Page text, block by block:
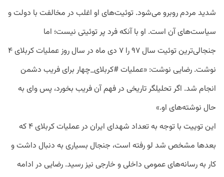
شدید مردمروبرو میشود. توئیتهای او اغلب در مخالفت با دولتو
سیاستهایآن است. او با آنکهفرد پر توئیتی نیست؛ اما
جنجالیترین توئیت سال۹۷را ۷ دی ماه در سالروزعملیاتکربلای۴
نوشت. رضایی نوشت: «عملیات#کربلای_چهار برایفریب دشمن
انجام شد. اگر تحلیلگرتاریخی درفهمآنفریب بخورد، پسوای به
حال نوشتههای او.»
این توییت با توجه به تعداد شهدای ایران درعملیاتکربلای۴ که
بعدها مشخص شد لورفته است، جنجال بسیاری به دنبال داشتو
کار بهرسانههایعمومی داخلیو خارجی نیزرسید. رضایی در ادامه